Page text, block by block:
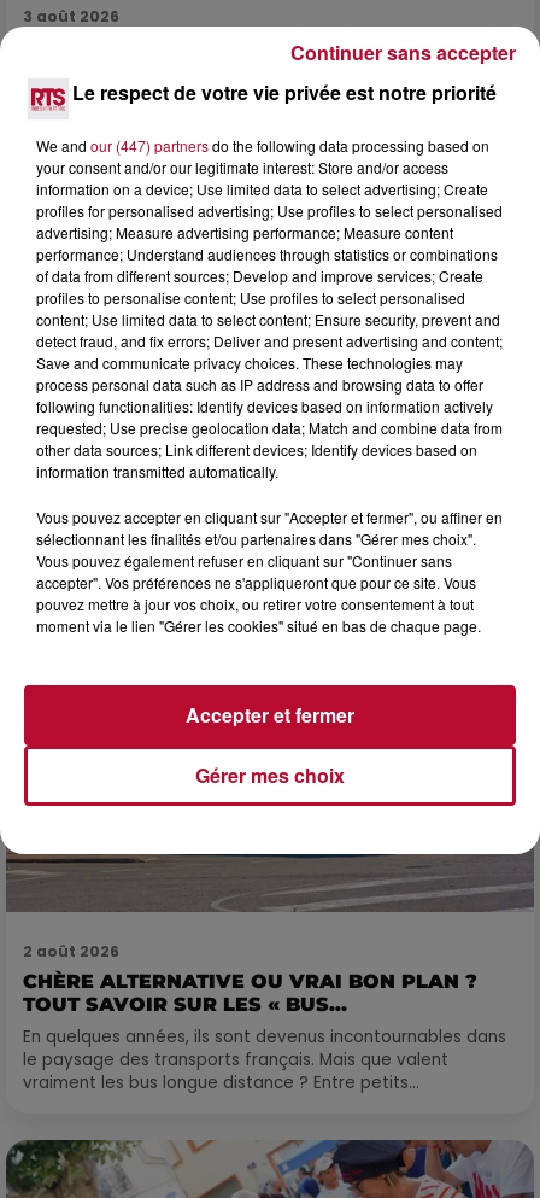
3 août 2026
3 août 2026
NOS IDÉES DE SORTIES POUR CETTE SEMAINE
Début août, c’est le cœur de l’été. La semaine débute, et
comme tous les lundis de l’été, on ouvre l’agenda qui est
encore bien rempli ! Entre sessions...
2 août 2026
CHÈRE ALTERNATIVE OU VRAI BON PLAN ?
TOUT SAVOIR SUR LES « BUS...
En quelques années, ils sont devenus incontournables dans
le paysage des transports français. Mais que valent
vraiment les bus longue distance ? Entre petits...
Le respect de votre vie privée est notre priorité
We and our (447) partnersdo the following data processing based on
your consent and/or our legitimate interest: Store and/or access
information on a device; Use limited data to select advertising; Create
profiles for personalised advertising; Use profiles to select personalised
advertising; Measure advertising performance; Measure content
performance; Understand audiences through statistics or combinations
of data from different sources; Develop and improve services; Create
profiles to personalise content; Use profiles to select personalised
content; Use limited data to select content; Ensure security, prevent and
detect fraud, and fix errors; Deliver and present advertising and content;
Save and communicate privacy choices. These technologies may
process personal data such as IP address and browsing data to offer
following functionalities: Identify devices based on information actively
requested; Use precise geolocation data; Match and combine data from
other data sources; Link different devices; Identify devices based on
information transmitted automatically.
Vous pouvez accepter en cliquant sur "Accepter et fermer", ou affiner en
sélectionnant les finalités et/ou partenaires dans "Gérer mes choix".
Vous pouvez également refuser en cliquant sur "Continuer sans
accepter". Vos préférences ne s'appliqueront que pour ce site. Vous
pouvez mettre à jour vos choix, ou retirer votre consentement à tout
moment via le lien "Gérer les cookies" situé en bas de chaque page.
Gérer mes choix
Accepter et fermer
Continuer sans accepter